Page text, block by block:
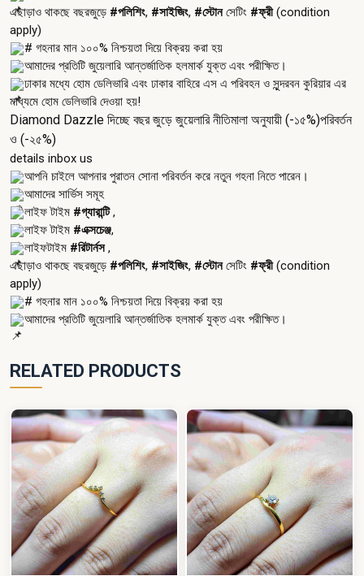
এছাড়াও থাকছে বছরজুড়ে #পলিশিং, #সাইজিং, #স্টোনসেটিং #ফ্রী(condition
apply)
# গহনার মান ১০০% নিশ্চয়তা দিয়ে বিক্রয় করা হয়
আমাদের প্রতিটি জুয়েলারি আন্তর্জাতিক হলমার্ক যুক্ত এবং পরীক্ষিত।
ঢাকার মধ্যে হোম ডেলিভারি এবং ঢাকার বাহিরে এস এ পরিবহন ও সুন্দরবন কুরিয়ার এর
মাধ্যমে হোম ডেলিভারি দেওয়া হয়!
Diamond Dazzle দিচ্ছে বছর জুড়ে জুয়েলারি নীতিমালা অনুযায়ী (-১৫%)পরিবর্তন
ও (-২৫%)
details inbox us
আপনি চাইলে আপনার পুরাতন সোনা পরিবর্তন করে নতুন গহনা নিতে পারেন।
আমাদের সার্ভিস সমূহ
লাইফ টাইম #গ্যারান্টি,
লাইফ টাইম #এক্সচেঞ্জ,
লাইফটাইম #রিটার্নস,
এছাড়াও থাকছে বছরজুড়ে #পলিশিং, #সাইজিং, #স্টোনসেটিং #ফ্রী(condition
apply)
# গহনার মান ১০০% নিশ্চয়তা দিয়ে বিক্রয় করা হয়
আমাদের প্রতিটি জুয়েলারি আন্তর্জাতিক হলমার্ক যুক্ত এবং পরীক্ষিত।
RELATED PRODUCTS